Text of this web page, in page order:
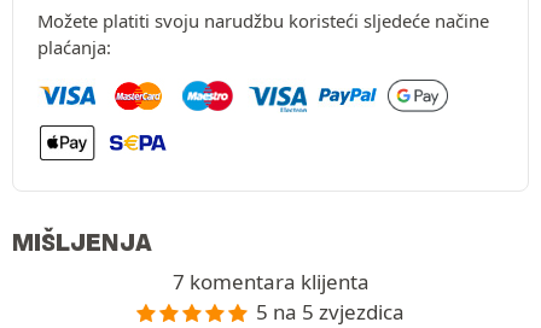
Možete platiti svoju narudžbu koristeći sljedeće načine
plaćanja:
MIŠLJENJA
7 komentara klijenta
5 na 5 zvjezdica